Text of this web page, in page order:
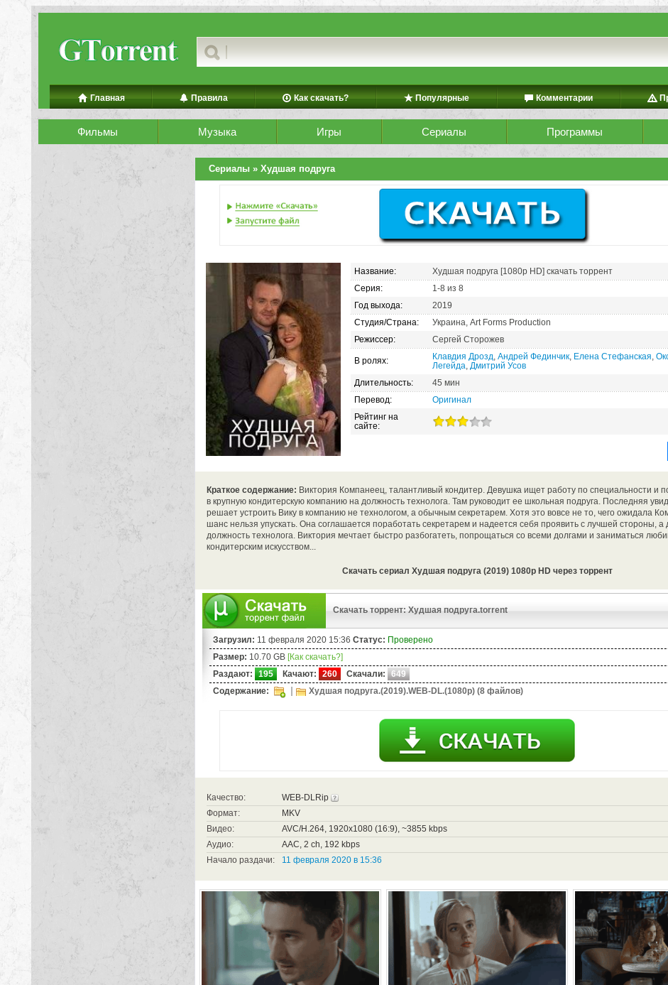
Главная Правила Как скачать? Популярные Комментарии
Фильмы Музыка Игры Сериалы Программы
Сериалы » Худшая подруга
Название:
Худшая подруга [1080p HD] скачать торрент
Серия:
1-8 из 8
Год выхода:
2019
Студия/Страна:
Украина, Art Forms Production
Режиссер:
Сергей Сторожев
В ролях: Клавдия Дрозд, Андрей Фединчик, Елена Стефанская,
Легейда, Дмитрий Усов
Длительность:
45 мин
Перевод:
Оригинал
Рейтинг на
сайте:
Краткое содержание: Виктория Компанеец, талантливый кондитер. Девушка ищет работу по специальности и
в крупную кондитерскую компанию на должность технолога. Там руководит ее школьная подруга. Последняя
решает устроить Вику в компанию не технологом, а обычным секретарем. Хотя это вовсе не то, чего ожидала
шанс нельзя упускать. Она соглашается поработать секретарем и надеется себя проявить с лучшей стороны,
должность технолога. Виктория мечтает быстро разбогатеть, попрощаться со всеми долгами и заниматься
кондитерским искусством...
Скачать сериал Худшая подруга (2019) 1080p HD через торрент
Скачать торрент: Худшая подруга.torrent
Загрузил: 11 февраля 2020 15:36 Статус: Проверено
Размер: 10.70 GB [Как скачать?]
Раздают:
195 Качают: 260 Скачали:
649
Содержание:
Худшая подруга.(2019).WEB-DL.(1080р) (8 файлов)
Качество:
WEB-DLRip
Формат:
MKV
Видео:
AVC/H.264, 1920x1080 (16:9), ~3855 kbps
Аудио:
AAC, 2 ch, 192 kbps
Начало раздачи:
11 февраля 2020 в 15:36